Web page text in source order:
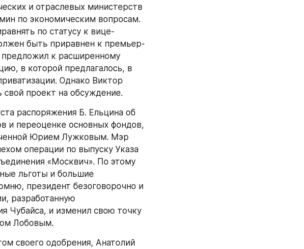
и отраслевых министерств
по экономическим вопросам.
по статусу к вице-
быть приравнен к премьер-
предложил к расширенному
в которой предлагалось, в
Однако Виктор
проект на обсуждение.
распоряжения Б. Ельцина об
и переоценке основных фондов,
Юрием Лужковым. Мэр
операции по выпуску Указа
«Москвич». По этому
льготы и большие
президент безоговорочно и
разработанную
Чубайса, и изменил свою точку
Лобовым.
своего одобрения, Анатолий